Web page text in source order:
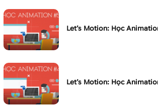
Let’s Motion: Học
Let’s Motion: Học